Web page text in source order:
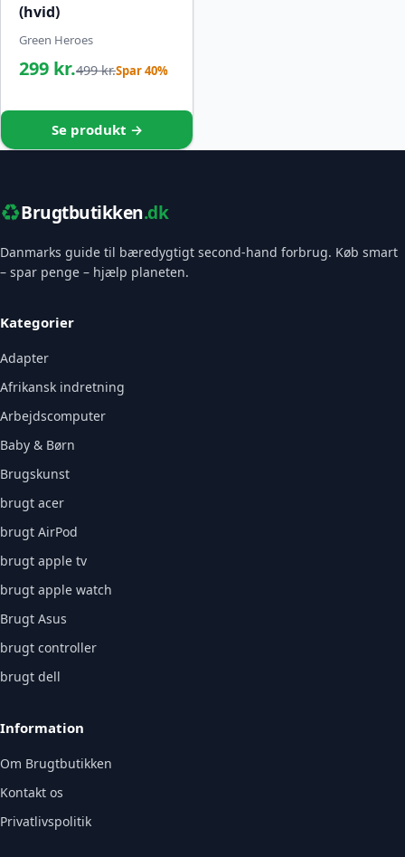
(hvid)
Green Heroes
299 kr.499 kr.Spar 40%
Se produkt →
♻️Brugtbutikken.dk
Danmarks guide til bæredygtigt second-hand forbrug. Køb smart
– spar penge – hjælp planeten.
Kategorier
Adapter
Afrikansk indretning
Arbejdscomputer
Baby & Børn
Brugskunst
brugt acer
brugt AirPod
brugt apple tv
brugt apple watch
Brugt Asus
brugt controller
brugt dell
Information
Om Brugtbutikken
Kontakt os
Privatlivspolitik